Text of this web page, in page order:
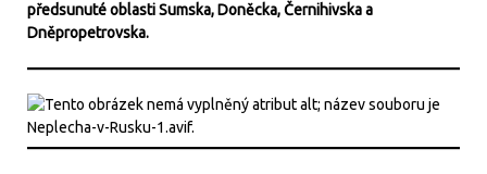
předsunuté oblasti Sumska, Doněcka, Černihivska a
Dněpropetrovska.